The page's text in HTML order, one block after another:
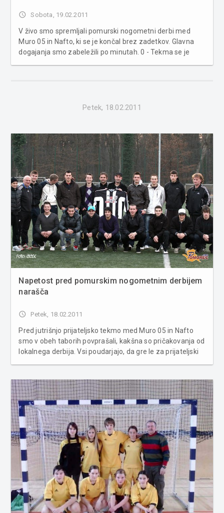
access_time Sobota, 19.02.2011
V živo smo spremljali pomurski nogometni derbi med
Muro 05 in Nafto, ki se je končal brez zadetkov. Glavna
dogajanja smo zabeležili po minutah. 0 - Tekma se je
Petek, 18.02.2011
Napetost pred pomurskim nogometnim derbijem
narašča
access_time Petek, 18.02.2011
Pred jutrišnjo prijateljsko tekmo med Muro 05 in Nafto
smo v obeh taborih povprašali, kakšna so pričakovanja od
lokalnega derbija. Vsi poudarjajo, da gre le za prijateljski
oba tre...